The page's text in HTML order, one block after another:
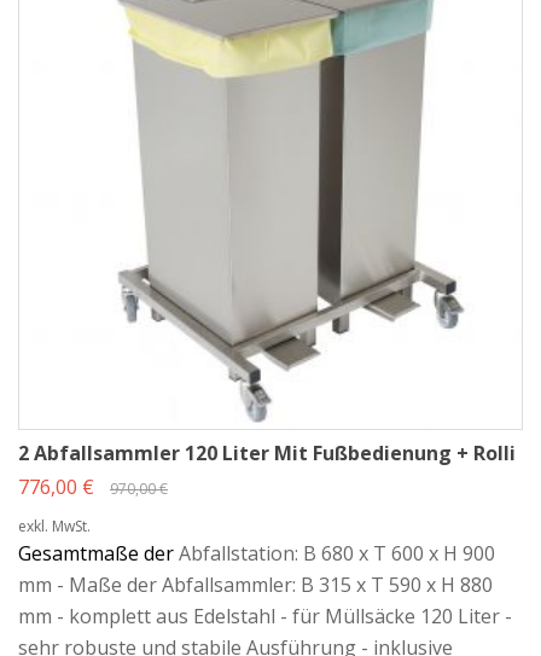
2 Abfallsammler 120 Liter Mit Fußbedienung + Rolli
776,00 €
970,00 €
exkl. MwSt.
Gesamtmaße derAbfallstation: B 680 x T 600 x H 900
mm - Maße der Abfallsammler: B 315 x T 590 x H 880
mm - komplett aus Edelstahl - für Müllsäcke 120 Liter -
sehr robuste und stabile Ausführung - inklusive